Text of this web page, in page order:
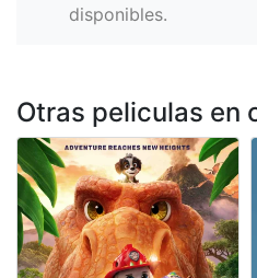
disponibles.
Otras peliculas en